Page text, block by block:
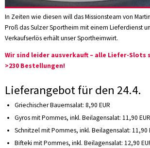
In Zeiten wie diesen will das Missionsteam von
Proß das Sulzer Sportheim mit einem Lieferdienst
Verkaufserlös erhält unser Sportheimwirt.
Wir sind leider ausverkauft – alle Liefer-Slots
>230 Bestellungen!
Lieferangebot für den 24.4.
Griechischer Bauernsalat: 8,90 EUR
Gyros mit Pommes, inkl. Beilagensalat: 11,90 EUR
Schnitzel mit Pommes, inkl. Beilagensalat: 11,90
Bifteki mit Pommes, inkl. Beilagensalat: 12,90